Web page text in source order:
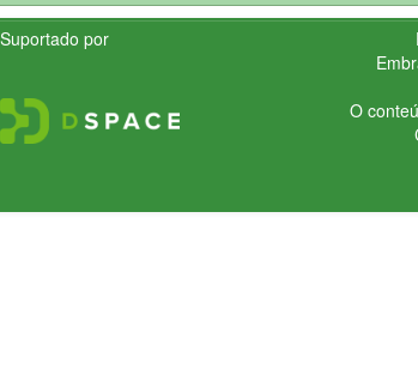
Suportado por
O